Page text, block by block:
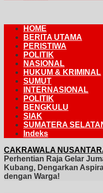
HOME
BERITA UTAMA
PERISTIWA
POLITIK
NASIONAL
HUKUM & KRIMINAL
SUMUT
INTERNASIONAL
POLITIK
BENGKULU
SIAK
SUMATERA
Indeks
CAKRAWALA
Perhentian Raja Gelar
Kubang, Dengarkan
dengan Warga!